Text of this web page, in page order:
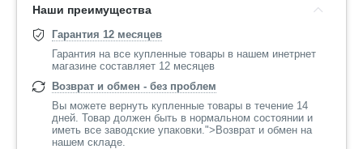
Наши преимущества
Гарантия 12 месяцев
Гарантия на все купленные товары в нашем инетрнет
магазине составляет 12 месяцев
Возврат и обмен - без проблем
Вы можете вернуть купленные товары в течение 14
дней. Товар должен быть в нормальном состоянии и
иметь все заводские упаковки.">Возврат и обмен на
нашем складе.